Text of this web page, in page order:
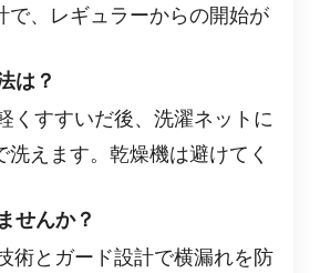
で、レギュラーからの開始が
は？
くすすいだ後、洗濯ネットに
洗えます。乾燥機は避けてく
せんか？
術とガード設計で横漏れを防